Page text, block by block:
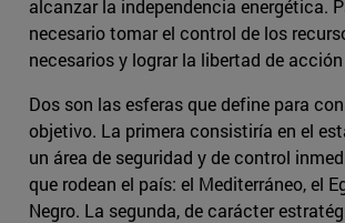
alcanzar la independencia energética.
necesario tomar el control de los
necesarios y lograr la libertad de
Dos son las esferas que define para
objetivo. La primera consistiría en el
un área de seguridad y de control
que rodean el país: el Mediterráneo, el
Negro. La segunda, de carácter